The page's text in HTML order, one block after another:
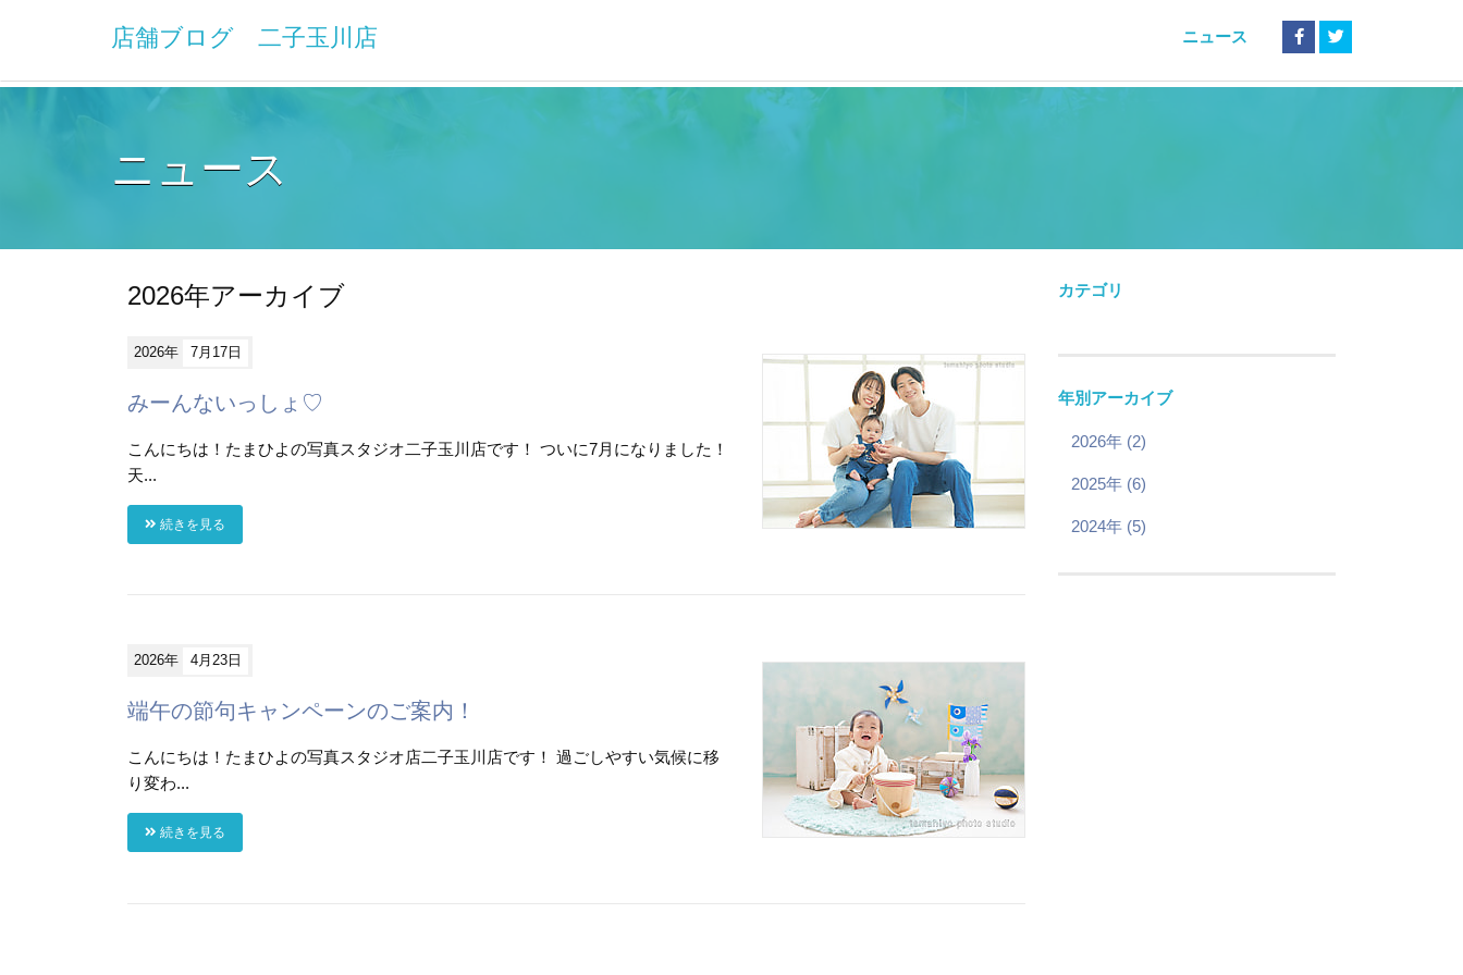
店舗ブログ 二子玉川店 ニュース
ニュース
2026年アーカイブ
2026年 7月17日
みーんないっしょ♡
こんにちは！たまひよの写真スタジオ二子玉川店です！ ついに7月になりました！
天...
続きを見る
2026年 4月23日
端午の節句キャンペーンのご案内！
こんにちは！たまひよの写真スタジオ店二子玉川店です！ 過ごしやすい気候に移
り変わ...
続きを見る
カテゴリ
年別アーカイブ
2026年 (2)
2025年 (6)
2024年 (5)